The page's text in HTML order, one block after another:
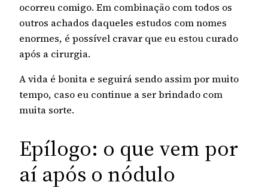
ocorreu comigo. Em combinação com todos os
outros achados daqueles estudos com nomes
enormes, é possível cravar que eu estou curado
após a cirurgia.
A vida é bonita e seguirá sendo assim por muito
tempo, caso eu continue a ser brindado com
muita sorte.
Epílogo: o que vem por
aí após o nódulo